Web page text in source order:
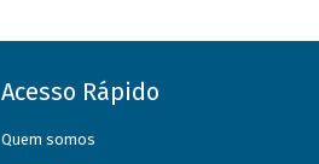
Acesso Rápido
Quem somos